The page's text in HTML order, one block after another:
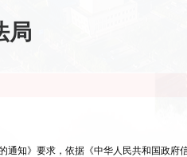
局
知》要求，依据《中华人民共和国政府